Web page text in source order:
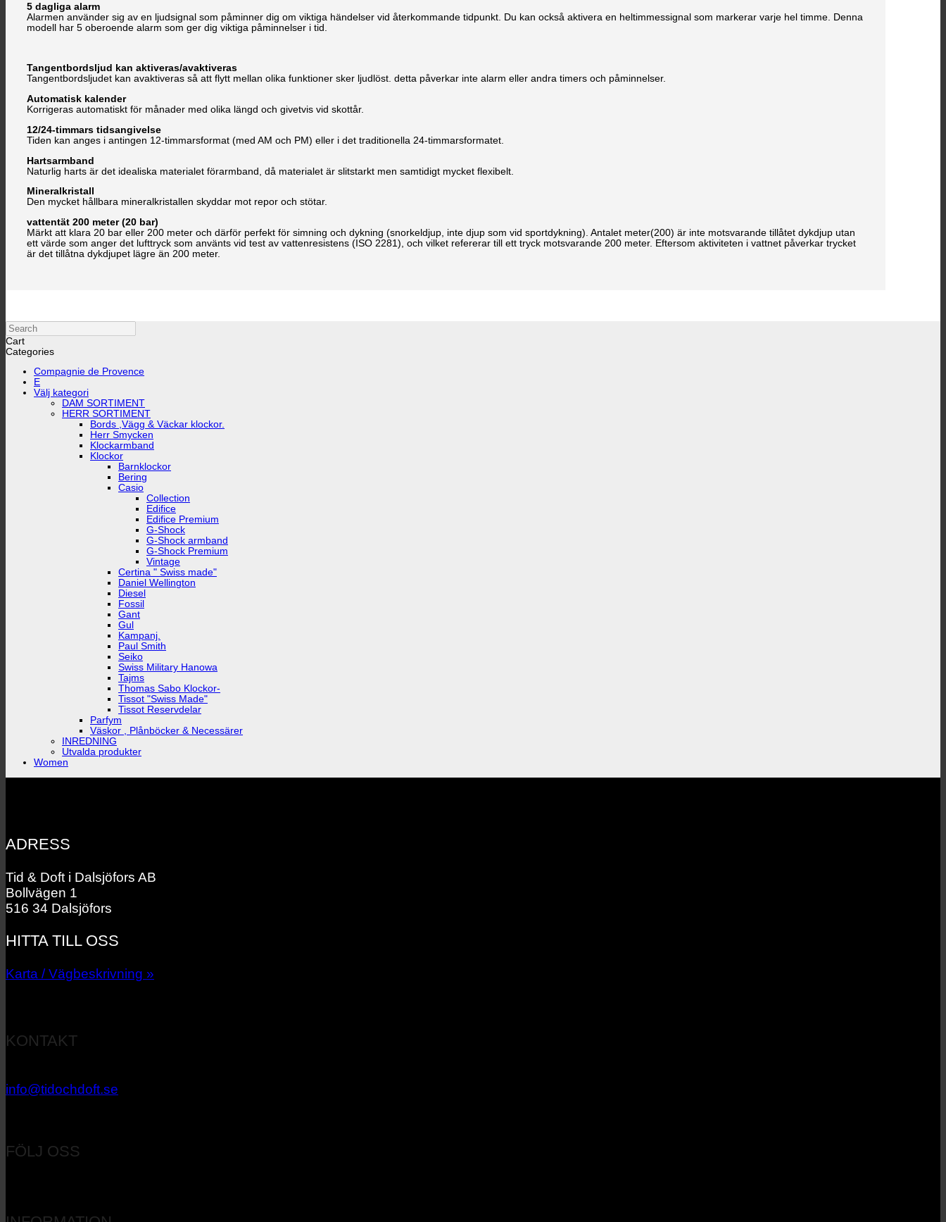
5 dagliga alarm
Alarmen använder sig av en ljudsignal som påminner dig om viktiga händelser vid återkommande tidpunkt. Du kan också aktivera en heltimmessignal som markerar varje hel timme. Denna
modell har 5 oberoende alarm som ger dig viktiga påminnelser i tid.
Tangentbordsljud kan aktiveras/avaktiveras
Tangentbordsljudet kan avaktiveras så att flytt mellan olika funktioner sker ljudlöst. detta påverkar inte alarm eller andra timers och påminnelser.
Automatisk kalender
Korrigeras automatiskt för månader med olika längd och givetvis vid skottår.
12/24-timmars tidsangivelse
Tiden kan anges i antingen 12-timmarsformat (med AM och PM) eller i det traditionella 24-timmarsformatet.
Hartsarmband
Naturlig harts är det idealiska materialet förarmband, då materialet är slitstarkt men samtidigt mycket flexibelt.
Mineralkristall
Den mycket hållbara mineralkristallen skyddar mot repor och stötar.
vattentät 200 meter (20 bar)
Märkt att klara 20 bar eller 200 meter och därför perfekt för simning och dykning (snorkeldjup, inte djup som vid sportdykning). Antalet meter(200) är inte motsvarande tillåtet dykdjup utan
ett värde som anger det lufttryck som använts vid test av vattenresistens (ISO 2281), och vilket refererar till ett tryck motsvarande 200 meter. Eftersom aktiviteten i vattnet påverkar trycket
är det tillåtna dykdjupet lägre än 200 meter.
Search
Cart
Categories
Compagnie de Provence
E
Välj kategori
DAM SORTIMENT
HERR SORTIMENT
Bords ,Vägg & Väckar klockor.
Herr Smycken
Klockarmband
Klockor
Barnklockor
Bering
Casio
Collection
Edifice
Edifice Premium
G-Shock
G-Shock armband
G-Shock Premium
Vintage
Certina " Swiss made"
Daniel Wellington
Diesel
Fossil
Gant
Gul
Kampanj.
Paul Smith
Seiko
Swiss Military Hanowa
Tajms
Thomas Sabo Klockor-
Tissot "Swiss Made"
Tissot Reservdelar
Parfym
Väskor , Plånböcker & Necessärer
INREDNING
Utvalda produkter
Women
ADRESS
Tid & Doft i Dalsjöfors AB
Bollvägen 1
516 34 Dalsjöfors
HITTA TILL OSS
Karta / Vägbeskrivning »
KONTAKT
info@tidochdoft.se
FÖLJ OSS